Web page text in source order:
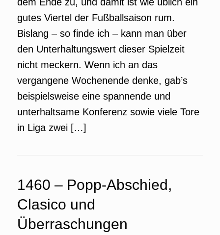
gutes Viertel der Fußballsaison rum.
Bislang – so finde ich – kann man über
den Unterhaltungswert dieser Spielzeit
nicht meckern. Wenn ich an das
vergangene Wochenende denke, gab’s
beispielsweise eine spannende und
unterhaltsame Konferenz sowie viele Tore
in Liga zwei […]
1460 – Popp-Abschied,
Clasico und
Überraschungen